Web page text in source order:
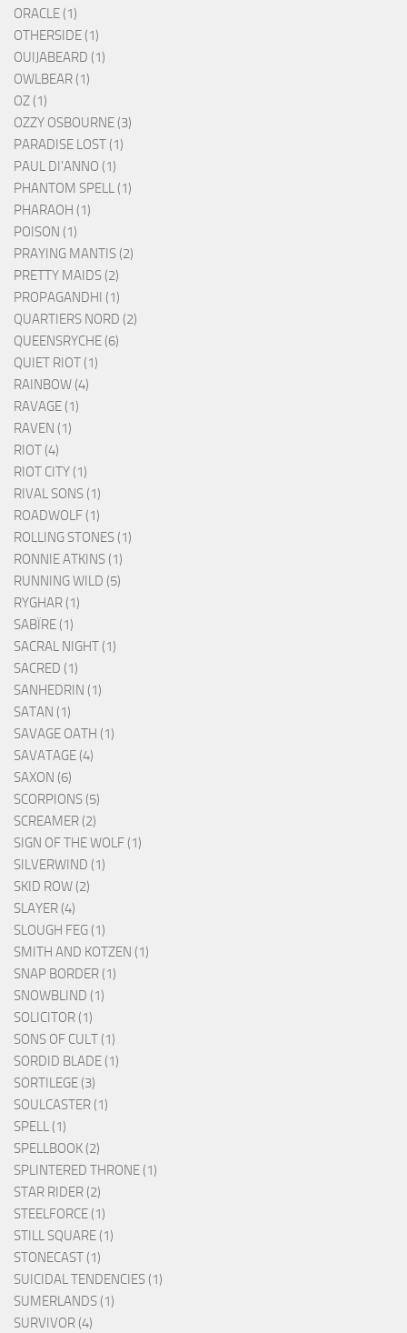
ORACLE (1)
OTHERSIDE (1)
OUIJABEARD (1)
OWLBEAR (1)
OZ (1)
OZZY OSBOURNE (3)
PARADISE LOST (1)
PAUL DI'ANNO (1)
PHANTOM SPELL (1)
PHARAOH (1)
POISON (1)
PRAYING MANTIS (2)
PRETTY MAIDS (2)
PROPAGANDHI (1)
QUARTIERS NORD (2)
QUEENSRYCHE (6)
QUIET RIOT (1)
RAINBOW (4)
RAVAGE (1)
RAVEN (1)
RIOT (4)
RIOT CITY (1)
RIVAL SONS (1)
ROADWOLF (1)
ROLLING STONES (1)
RONNIE ATKINS (1)
RUNNING WILD (5)
RYGHAR (1)
SABÏRE (1)
SACRAL NIGHT (1)
SACRED (1)
SANHEDRIN (1)
SATAN (1)
SAVAGE OATH (1)
SAVATAGE (4)
SAXON (6)
SCORPIONS (5)
SCREAMER (2)
SIGN OF THE WOLF (1)
SILVERWIND (1)
SKID ROW (2)
SLAYER (4)
SLOUGH FEG (1)
SMITH AND KOTZEN (1)
SNAP BORDER (1)
SNOWBLIND (1)
SOLICITOR (1)
SONS OF CULT (1)
SORDID BLADE (1)
SORTILEGE (3)
SOULCASTER (1)
SPELL (1)
SPELLBOOK (2)
SPLINTERED THRONE (1)
STAR RIDER (2)
STEELFORCE (1)
STILL SQUARE (1)
STONECAST (1)
SUICIDAL TENDENCIES (1)
SUMERLANDS (1)
SURVIVOR (4)